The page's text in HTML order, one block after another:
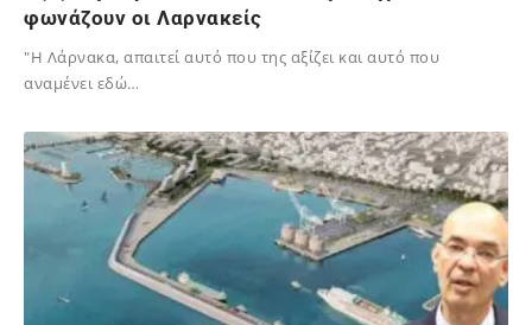
φωνάζουν οι Λαρνακείς
"Η Λάρνακα, απαιτεί αυτό που της αξίζει και αυτό που
αναμένει εδώ…